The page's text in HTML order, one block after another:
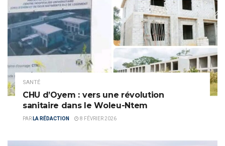
SANTÉ
CHU d’Oyem : vers une révolution
sanitaire dans le Woleu-Ntem
PAR LA RÉDACTION 8 FÉVRIER 2026